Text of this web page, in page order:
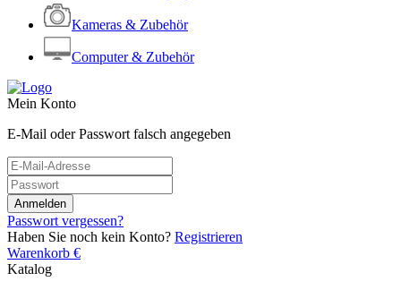
Kameras & Zubehör
Computer & Zubehör
Mein Konto
E-Mail oder Passwort falsch angegeben
Passwort vergessen?
Haben Sie noch kein Konto? Registrieren
Warenkorb €
Katalog